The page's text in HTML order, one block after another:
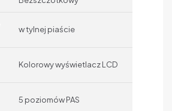
w tylnej piaście
Kolorowy wyświetlacz LCD
5 poziomów PAS